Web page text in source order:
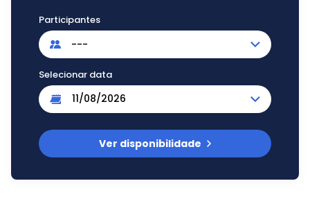
Participantes
---
Selecionar data
Ver disponibilidade